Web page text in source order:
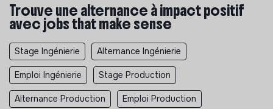
Trouve une alternance à impact positif
avec jobs that make sense
Stage Ingénierie Alternance Ingénierie
Emploi Ingénierie Stage Production
Alternance Production Emploi Production